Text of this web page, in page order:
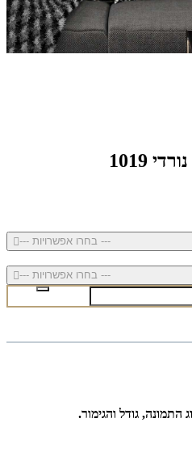
1019
--- בחרו אפשרויות ---
--- בחרו אפשרויות ---
גודל והגימור.